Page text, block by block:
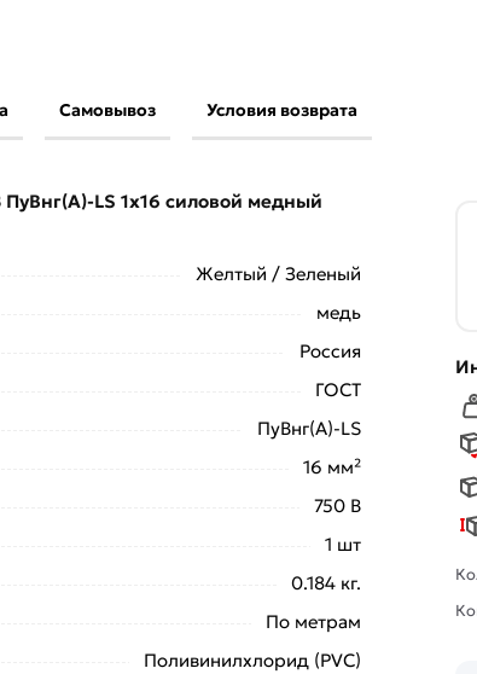
Самовывоз Условия возврата
свяжутся с Вами для согласования условий
LS 1х16 силовой медный
Желтый / Зеленый
медь
Россия
ГОСТ
ПуВнг(А)-LS
16 мм²
750 В
1 шт
0.184 кг.
По метрам
Поливинилхлорид (PVC)